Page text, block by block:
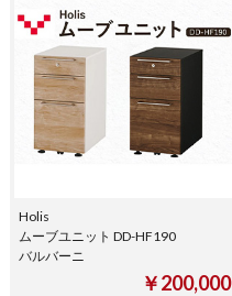
Holis
ムーブユニット DD-HF190
バルバーニ
￥200,000